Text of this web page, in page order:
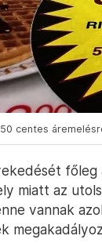
centes
főleg
miatt az
vannak